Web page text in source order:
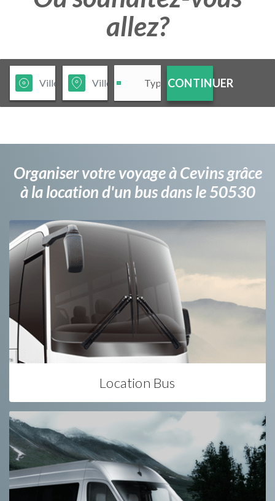
allez?
CONTINUER
Organiser votre voyage à Cevins grâce
à la location d'un bus dans le 50530
Location Bus